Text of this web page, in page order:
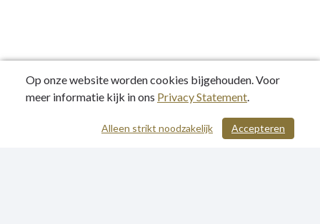
/ 582
Op onze website worden cookies bijgehouden. Voor
meer informatie kijk in ons Privacy Statement.
Accepteren
Alleen strikt noodzakelijk